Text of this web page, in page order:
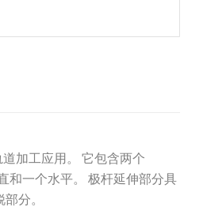
加工应用。 它包含两个
和一个水平。 极杆延伸部分具
分。